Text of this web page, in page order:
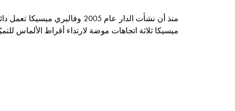
منذ أن نشأت الدار عام 2005
ميسيكا ثلاثة اتجاهات موضة لارتداء أقراط الألماس